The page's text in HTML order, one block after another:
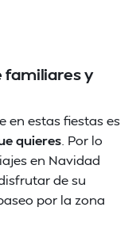
familiares y
en estas fiestas es
quieres . Por lo
en Navidad
de su
por la zona